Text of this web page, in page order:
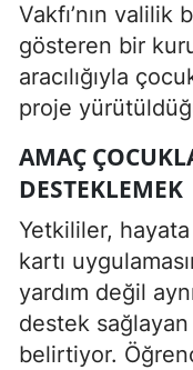
Vakfı’nın
gösteren bir
aracılığıyla
proje
AMAÇ
DESTEKLEMEK
Yetkililer,
kartı
yardım değil
destek
belirtiyor.